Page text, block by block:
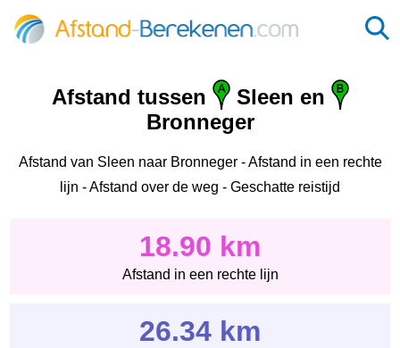
Afstand tussen
Sleen en
Bronneger
Afstand van Sleen naar Bronneger - Afstand in een rechte
lijn - Afstand over de weg - Geschatte reistijd
18.90 km
Afstand in een rechte lijn
26.34 km